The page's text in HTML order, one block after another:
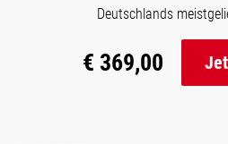
Deutschlands
€ 369,00